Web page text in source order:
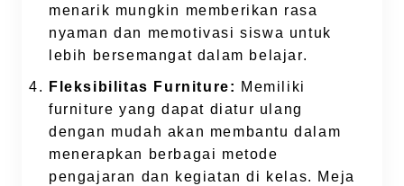
menarik mungkin memberikan rasa
nyaman dan memotivasi siswa untuk
lebih bersemangat dalam belajar.
Fleksibilitas Furniture: Memiliki
furniture yang dapat diatur ulang
dengan mudah akan membantu dalam
menerapkan berbagai metode
pengajaran dan kegiatan di kelas. Meja